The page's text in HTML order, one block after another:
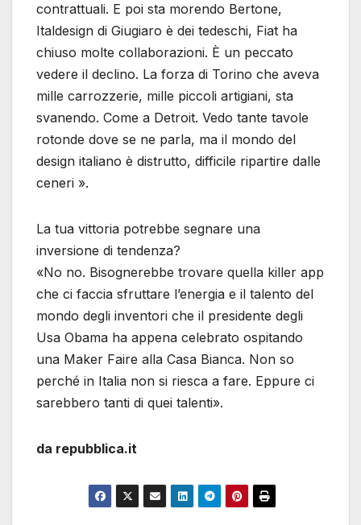
contrattuali. E poi sta morendo Bertone,
Italdesign di Giugiaro è dei tedeschi, Fiat ha
chiuso molte collaborazioni. È un peccato
vedere il declino. La forza di Torino che aveva
mille carrozzerie, mille piccoli artigiani, sta
svanendo. Come a Detroit. Vedo tante tavole
rotonde dove se ne parla, ma il mondo del
design italiano è distrutto, difficile ripartire dalle
ceneri ».
La tua vittoria potrebbe segnare una
inversione di tendenza?
«No no. Bisognerebbe trovare quella killer app
che ci faccia sfruttare l’energia e il talento del
mondo degli inventori che il presidente degli
Usa Obama ha appena celebrato ospitando
una Maker Faire alla Casa Bianca. Non so
perché in Italia non si riesca a fare. Eppure ci
sarebbero tanti di quei talenti».
da repubblica.it